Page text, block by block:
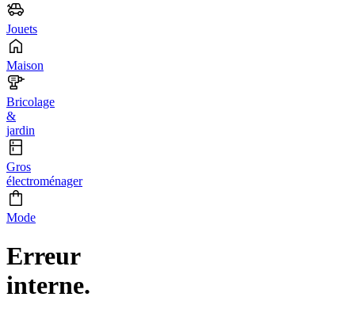
Jouets
Maison
Bricolage
&
jardin
Gros
électroménager
Mode
Erreur
interne.